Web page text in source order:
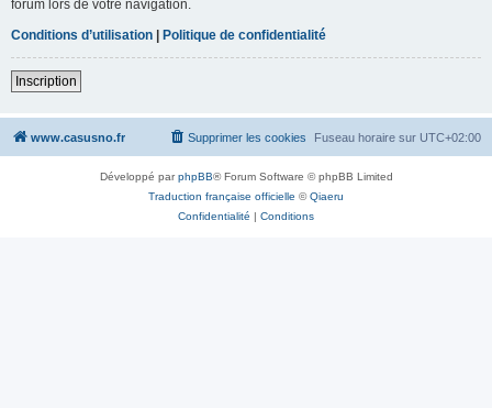
forum lors de votre navigation.
Conditions d’utilisation | Politique de confidentialité
Inscription
www.casusno.fr Fuseau horaire sur UTC+02:00
Supprimer les cookies
Développé parphpBB® Forum Software © phpBB Limited
Traduction française officielle ©Qiaeru
Confidentialité | Conditions